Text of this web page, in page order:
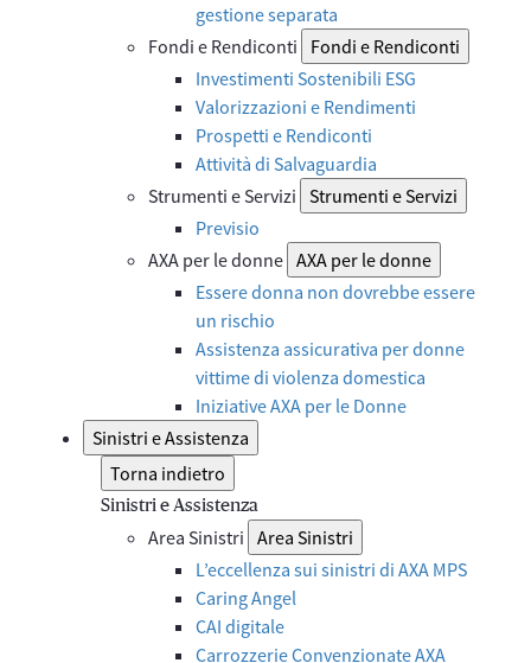
gestione separata
Fondi e Rendiconti
Fondi e Rendiconti
Investimenti Sostenibili ESG
Valorizzazioni e Rendimenti
Prospetti e Rendiconti
Attività di Salvaguardia
Strumenti e Servizi Strumenti e Servizi
Previsio
AXA per le donne AXA per le donne
Essere donna non dovrebbe essere
un rischio
Assistenza assicurativa per donne
vittime di violenza domestica
Iniziative AXA per le Donne
Sinistri e Assistenza
Torna indietro
Sinistri e Assistenza
Area Sinistri Area Sinistri
L’eccellenza sui sinistri di AXA MPS
Caring Angel
CAI digitale
Carrozzerie Convenzionate AXA